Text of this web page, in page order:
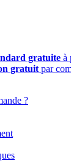
gratuite à
gratuit par
?